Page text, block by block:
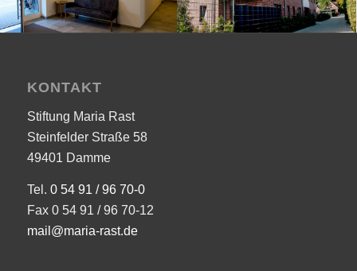
KONTAKT
Stiftung Maria Rast
Steinfelder Straße 58
49401 Damme
Tel. 0 54 91 / 96 70-0
Fax 0 54 91 / 96 70-12
mail@maria-rast.de